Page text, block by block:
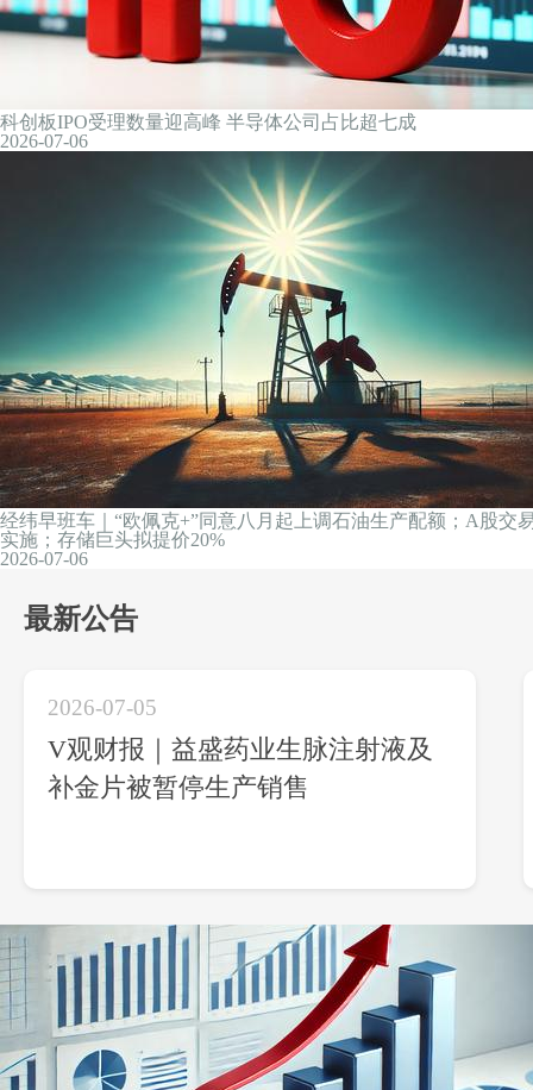
沪指午盘涨0.08%，医药板块走强
黄金概念大涨，金价再上4200美元，“有望回归至4500-5000美元
2026-07-06